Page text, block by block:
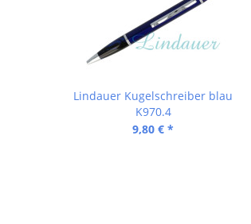
Lindauer Kugelschreiber blau
K970.4
9,80 € *